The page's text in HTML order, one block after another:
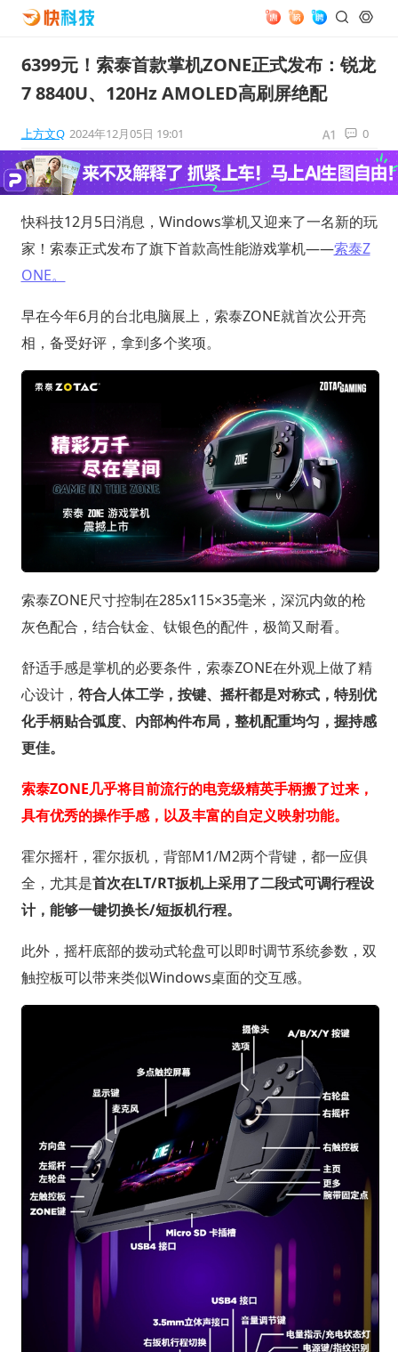
6399元！索泰首款掌机ZONE正式发布：锐龙
7 8840U、120Hz AMOLED高刷屏绝配
上方文Q 2024年12月05日 19:01 0
快科技12月5日消息，Windows掌机又迎来了一名新的玩
家！索泰正式发布了旗下首款高性能游戏掌机——索泰Z
ONE。
早在今年6月的台北电脑展上，索泰ZONE就首次公开亮
相，备受好评，拿到多个奖项。
索泰ZONE尺寸控制在285x115×35毫米，深沉内敛的枪
灰色配合，结合钛金、钛银色的配件，极简又耐看。
舒适手感是掌机的必要条件，索泰ZONE在外观上做了精
心设计， 符合人体工学，按键、摇杆都是对称式，特别优
化手柄贴合弧度、内部构件布局，整机配重均匀，握持感
更佳。
索泰ZONE几乎将目前流行的电竞级精英手柄搬了过来，
具有优秀的操作手感，以及丰富的自定义映射功能。
霍尔摇杆，霍尔扳机，背部M1/M2两个背键，都一应俱
全，尤其是首次在LT/RT扳机上采用了二段式可调行程设
计，能够一键切换长/短扳机行程。
此外，摇杆底部的拨动式轮盘可以即时调节系统参数，双
触控板可以带来类似Windows桌面的交互感。